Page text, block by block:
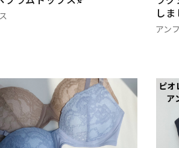
し
アン